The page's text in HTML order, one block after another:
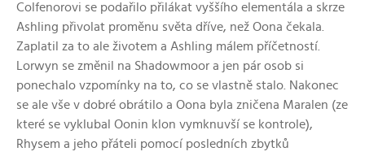
Colfenorovi se podařilo přilákat vyššího elementála a skrze
Ashling přivolat proměnu světa dříve, než Oona čekala.
Zaplatil za to ale životem a Ashling málem příčetností.
Lorwyn se změnil na Shadowmoor a jen pár osob si
ponechalo vzpomínky na to, co se vlastně stalo. Nakonec
se ale vše v dobré obrátilo a Oona byla zničena Maralen (ze
které se vyklubal Oonin klon vymknuvší se kontrole),
Rhysem a jeho přáteli pomocí posledních zbytků